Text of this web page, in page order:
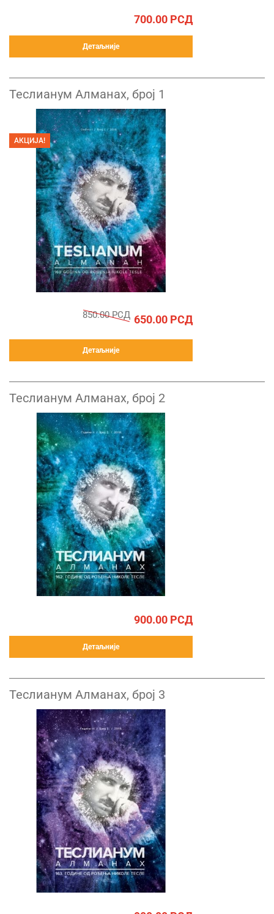
700.00 РСД
Детаљније
АКЦИЈА!
Теслианум Алманах, број 1
850.00РСД 650.00 РСД
Детаљније
Теслианум Алманах, број 2
900.00 РСД
Детаљније
Теслианум Алманах, број 3